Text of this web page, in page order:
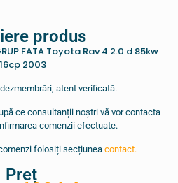
produs
FATA Toyota Rav 4 2.0 d 85kw
2003
atent verificată.
ce consultanții noștri vă vor contacta
comenzii efectuate.
folosiți secțiunea contact.
Preț